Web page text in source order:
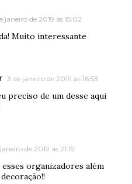
janeiro de 2019 às 15:02
Muito interessante
3 de janeiro de 2019 às 16:53
preciso de um desse aqui
de 2019 às 21:19
organizadores além